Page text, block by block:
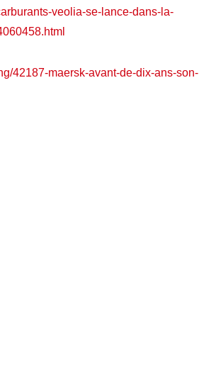
veolia-se-lance-dans-la-
42187-maersk-avant-de-dix-ans-son-